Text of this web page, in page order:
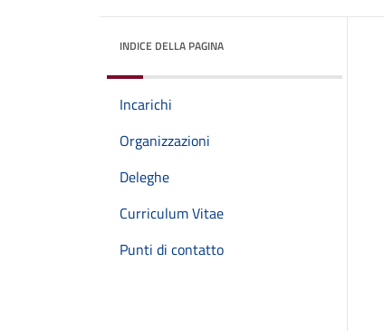
INDICE DELLA PAGINA
Incarichi
Organizzazioni
Deleghe
Curriculum Vitae
Punti di contatto